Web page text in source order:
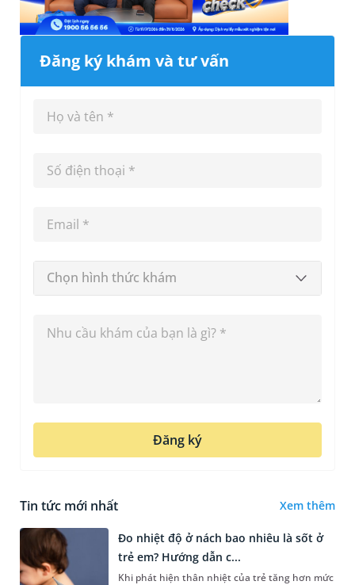
Đăng ký khám và tư vấn
Chọn hình thức khám
Đăng ký
Tin tức mới nhất Xem thêm
Đo nhiệt độ ở nách bao nhiêu là sốt ở
trẻ em? Hướng dẫn c...
Khi phát hiện thân nhiệt của trẻ tăng hơn mức